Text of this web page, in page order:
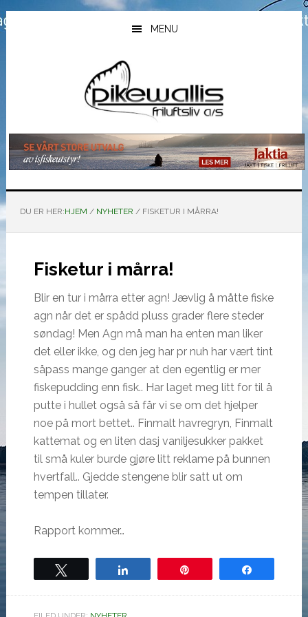
Hopp
til
Hopp
til
Hopp
til
MENU
DU ER HER:HJEM / NYHETER /FISKETUR I MÅRRA!
Fisketur i mårra!
Blir en tur i mårra etter agn! Jævlig å måtte fiske
agn når det er spådd pluss grader flere steder
søndag! Men Agn må man ha enten man liker
det eller ikke, og den jeg har pr nuh har vært tint
såpass mange ganger at den egentlig er mer
fiskepudding enn fisk.. Har laget meg litt for til å
putte i hullet også så får vi se om det hjelper
noe på mort bettet.. Finmalt havregryn, Finmalt
kattemat og en liten dasj vaniljesukker pakket
til små kuler burde gjøre litt reklame på bunnen
hvertfall.. Gjedde stengene blir satt ut om
tempen tillater.
Rapport kommer…